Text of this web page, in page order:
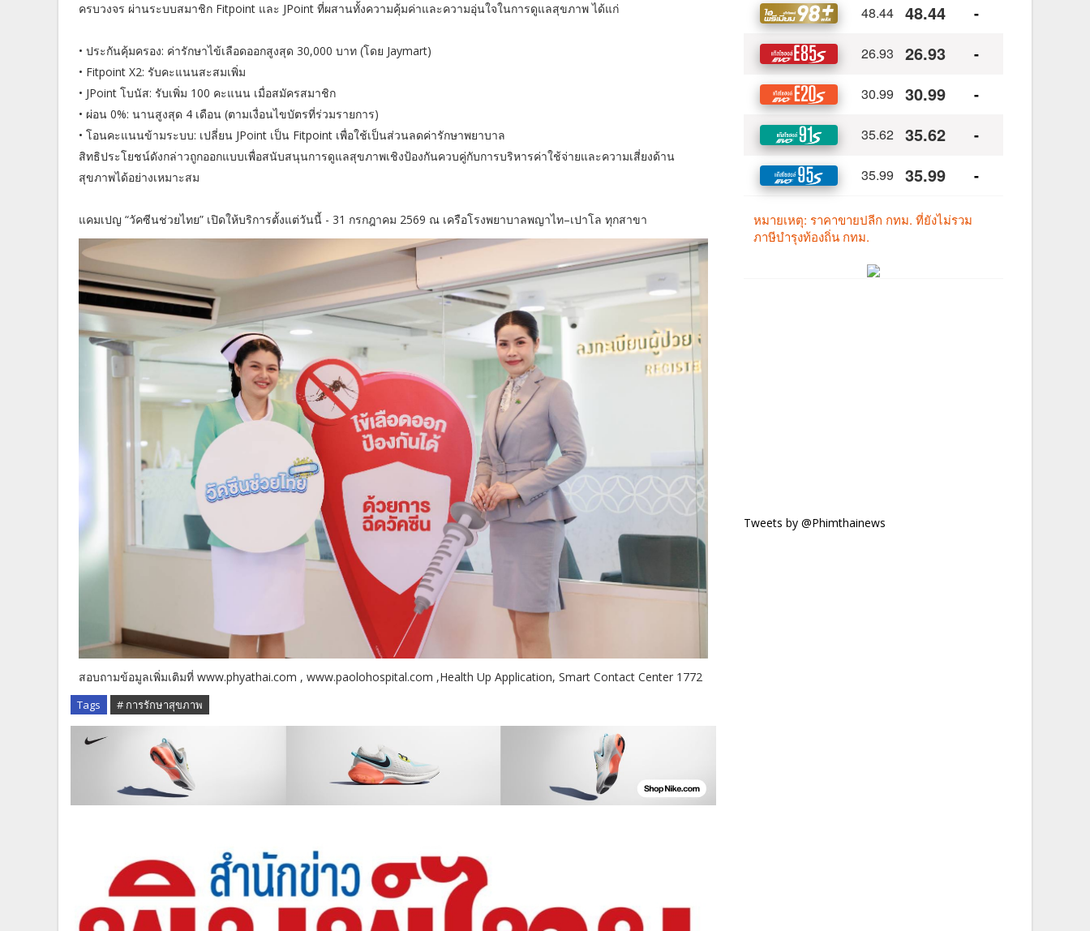
ครบวงจร ผ่านระบบสมาชิก Fitpoint และ JPoint ที่ผสานทั้งความคุ้มค่าและความอุ่นใจในการดูแลสุขภาพ ได้แก่
• ประกันคุ้มครอง: ค่ารักษาไข้เลือดออกสูงสุด 30,000 บาท (โดย Jaymart)
• Fitpoint X2: รับคะแนนสะสมเพิ่ม
• JPoint โบนัส: รับเพิ่ม 100 คะแนน เมื่อสมัครสมาชิก
• ผ่อน 0%: นานสูงสุด 4 เดือน (ตามเงื่อนไขบัตรที่ร่วมรายการ)
• โอนคะแนนข้ามระบบ: เปลี่ยน JPoint เป็น Fitpoint เพื่อใช้เป็นส่วนลดค่ารักษาพยาบาล
สิทธิประโยชน์ดังกล่าวถูกออกแบบเพื่อสนับสนุนการดูแลสุขภาพเชิงป้องกันควบคู่กับการบริหารค่าใช้จ่ายและความเสี่ยงด้าน
สุขภาพได้อย่างเหมาะสม
แคมเปญ “วัคซีนช่วยไทย” เปิดให้บริการตั้งแต่วันนี้ - 31 กรกฎาคม 2569 ณ เครือโรงพยาบาลพญาไท–เปาโล ทุกสาขา
สอบถามข้อมูลเพิ่มเติมที่ www.phyathai.com , www.paolohospital.com ,Health Up Application, Smart Contact Center 1772
Tags # การรักษาสุขภาพ
Tweets by @Phimthainews